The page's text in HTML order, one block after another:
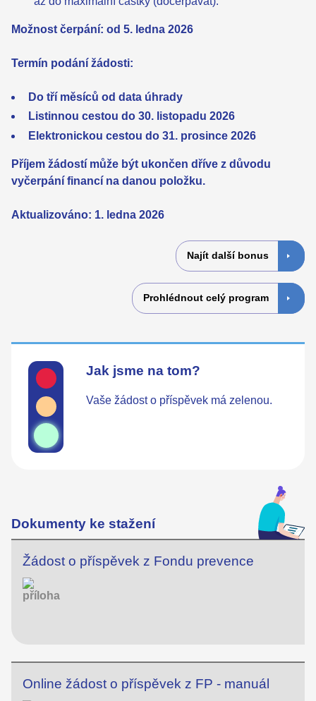
Možnost čerpání: od 5. ledna 2026
Termín podání žádosti:
Do tří měsíců od data úhrady
Listinnou cestou do 30. listopadu 2026
Elektronickou cestou do 31. prosince 2026
Příjem žádostí může být ukončen dříve z důvodu
vyčerpání financí na danou položku.
Aktualizováno: 1. ledna 2026
Najít další bonus
Prohlédnout celý program
Jak jsme na tom?
Vaše žádost o příspěvek má zelenou.
Dokumenty ke stažení
Žádost o příspěvek z Fondu prevence
Online žádost o příspěvek z FP - manuál